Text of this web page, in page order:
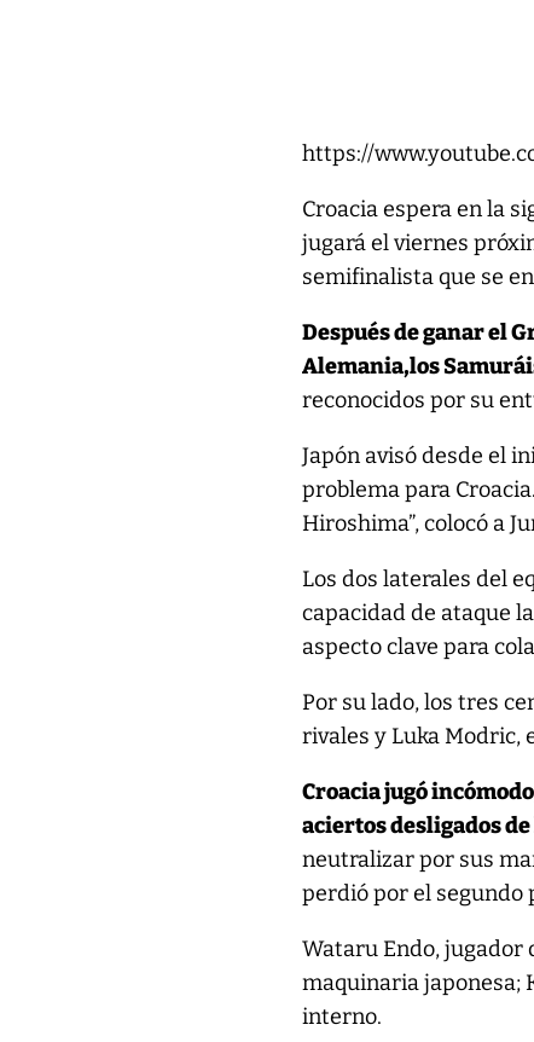
https://
Croacia espera en la
jugará el viernes
semifinalista que se
Después de ganar el
Alemania,los
reconocidos por su
Japón avisó desde el
problema para
Hiroshima”, colocó a
Los dos laterales del
capacidad de ataque
aspecto clave para
Por su lado, los tres
rivales y Luka Modric,
Croacia jugó
aciertos desligados
neutralizar por sus
perdió por el segundo
Wataru Endo, jugador
maquinaria japonesa;
interno.